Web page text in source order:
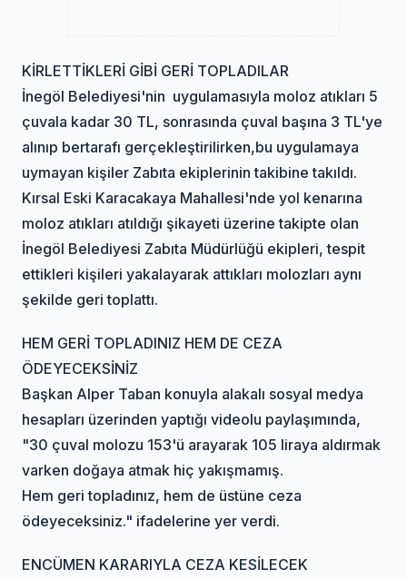
KİRLETTİKLERİ GİBİ GERİ TOPLADILAR
İnegöl Belediyesi'nin uygulamasıyla moloz atıkları 5
çuvala kadar 30 TL, sonrasında çuval başına 3 TL'ye
alınıp bertarafı gerçekleştirilirken,bu uygulamaya
uymayan kişiler Zabıta ekiplerinin takibine takıldı.
Kırsal Eski Karacakaya Mahallesi'nde yol kenarına
moloz atıkları atıldığı şikayeti üzerine takipte olan
İnegöl Belediyesi Zabıta Müdürlüğü ekipleri, tespit
ettikleri kişileri yakalayarak attıkları molozları aynı
şekilde geri toplattı.
HEM GERİ TOPLADINIZ HEM DE CEZA
ÖDEYECEKSİNİZ
Başkan Alper Taban konuyla alakalı sosyal medya
hesapları üzerinden yaptığı videolu paylaşımında,
"30 çuval molozu 153'ü arayarak 105 liraya aldırmak
varken doğaya atmak hiç yakışmamış.
Hem geri topladınız, hem de üstüne ceza
ödeyeceksiniz." ifadelerine yer verdi.
ENCÜMEN KARARIYLA CEZA KESİLECEK